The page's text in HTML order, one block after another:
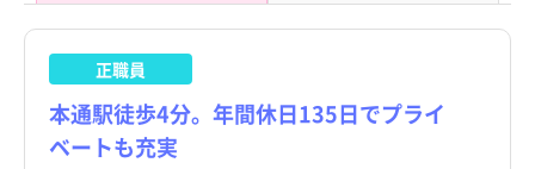
正職員
本通駅徒歩4分。年間休日135日でプライ
ベートも充実